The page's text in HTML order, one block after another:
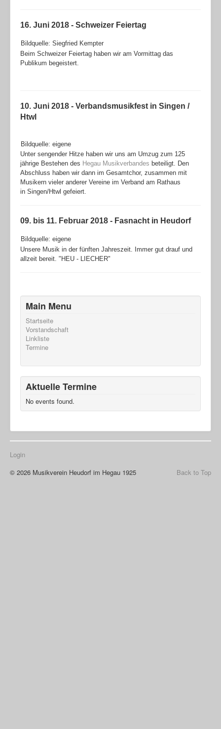
16. Juni 2018 - Schweizer Feiertag
Bildquelle: Siegfried Kempter
Beim Schweizer Feiertag haben wir am Vormittag das
Publikum begeistert.
10. Juni 2018 - Verbandsmusikfest in Singen /
Htwl
Bildquelle: eigene
Unter sengender Hitze haben wir uns am Umzug zum 125
jährige Bestehen des Hegau Musikverbandes beteiligt. Den
Abschluss haben wir dann im Gesamtchor, zusammen mit
Musikern vieler anderer Vereine im Verband am Rathaus
in Singen/Htwl gefeiert.
09. bis 11. Februar 2018 - Fasnacht in Heudorf
Bildquelle: eigene
Unsere Musik in der fünften Jahreszeit. Immer gut drauf und
allzeit bereit. "HEU - LIECHER"
Main Menu
Startseite
Vorstandschaft
Linkliste
Termine
Aktuelle Termine
No events found.
Login
Back to Top
© 2026 Musikverein Heudorf im Hegau 1925